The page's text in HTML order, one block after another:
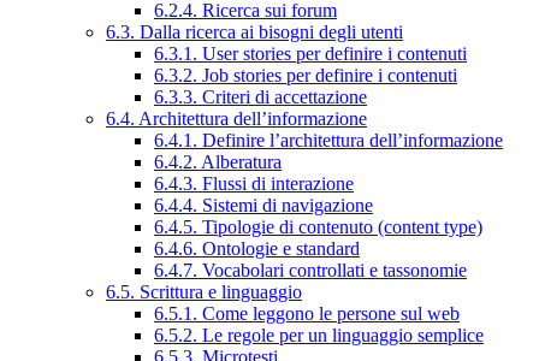
6.2.4. Ricerca sui forum
6.3. Dalla ricerca ai bisogni degli utenti
6.3.1. User stories per definire i contenuti
6.3.2. Job stories per definire i contenuti
6.3.3. Criteri di accettazione
6.4. Architettura dell’informazione
6.4.1. Definire l’architettura dell’informazione
6.4.2. Alberatura
6.4.3. Flussi di interazione
6.4.4. Sistemi di navigazione
6.4.5. Tipologie di contenuto (content type)
6.4.6. Ontologie e standard
6.4.7. Vocabolari controllati e tassonomie
6.5. Scrittura e linguaggio
6.5.1. Come leggono le persone sul web
6.5.2. Le regole per un linguaggio semplice
6.5.3. Microtesti